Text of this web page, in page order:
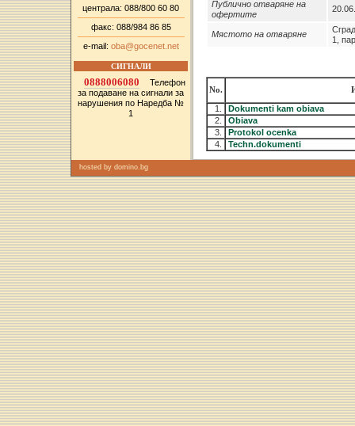
централа: 088/800 60 80
факс: 088/984 86 85
e-mail: oba@gocenet.net
СИГНАЛИ
0888006080
Телефон
за подаване на сигнали за
нарушения по Наредба №
1
Публично отваряне на
офертите
Мястото на отваряне
1,
No.
1.
Dokumenti kam obiava
2.
Obiava
3.
Protokol ocenka
4.
Techn.dokumenti
hosted by domino.bg